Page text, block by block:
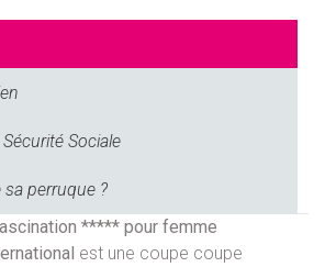
Sociale
perruque ?
***** pour femme
est une coupe coupe